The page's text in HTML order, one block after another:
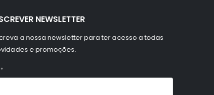
NEWSLETTER
a nossa newsletter para ter acesso a todas
e promoções.
*